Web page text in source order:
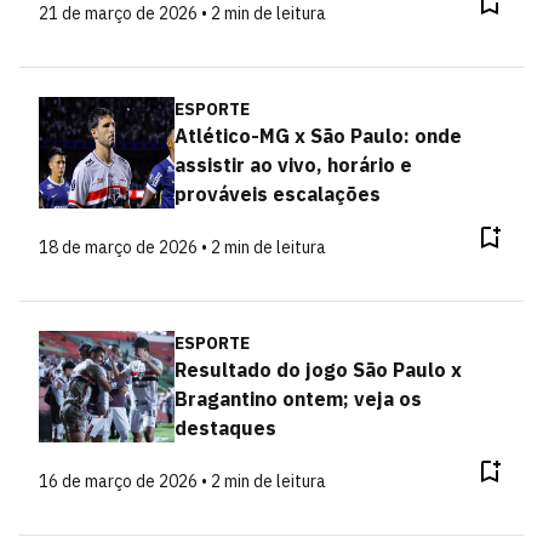
21 de março de 2026 • 2 min de leitura
ESPORTE
Atlético-MG x São Paulo: onde
assistir ao vivo, horário e
prováveis escalações
18 de março de 2026 • 2 min de leitura
ESPORTE
Resultado do jogo São Paulo x
Bragantino ontem; veja os
destaques
16 de março de 2026 • 2 min de leitura